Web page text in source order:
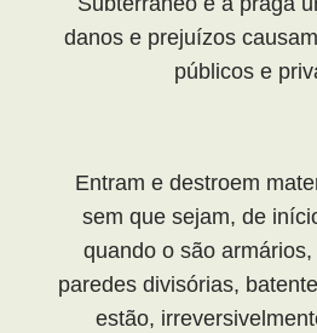
danos e prejuízos
públicos e
Entram e destroem
sem que sejam, de
quando o são
paredes divisórias,
estão,